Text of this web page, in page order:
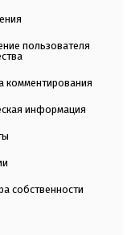
пользователя
комментирования
информация
собственности